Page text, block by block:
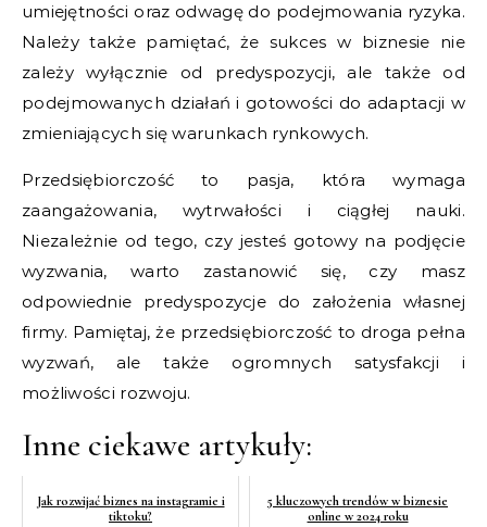
umiejętności oraz odwagę do podejmowania ryzyka.
Należy także pamiętać, że sukces w biznesie nie
zależy wyłącznie od predyspozycji, ale także od
podejmowanych działań i gotowości do adaptacji w
zmieniających się warunkach rynkowych.
Przedsiębiorczość to pasja, która wymaga
zaangażowania, wytrwałości i ciągłej nauki.
Niezależnie od tego, czy jesteś gotowy na podjęcie
wyzwania, warto zastanowić się, czy masz
odpowiednie predyspozycje do założenia własnej
firmy. Pamiętaj, że przedsiębiorczość to droga pełna
wyzwań, ale także ogromnych satysfakcji i
możliwości rozwoju.
Inne ciekawe artykuły:
Jak rozwijać biznes na instagramie i
tiktoku?
5 kluczowych trendów w biznesie
online w 2024 roku